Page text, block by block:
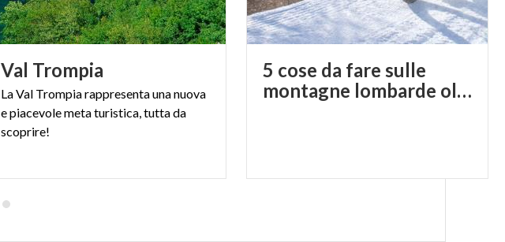
Val Trompia
La Val Trompia rappresenta una nuova
e piacevole meta turistica, tutta da
scoprire!
5 cose da fare sulle
montagne lombarde oltre allo sci